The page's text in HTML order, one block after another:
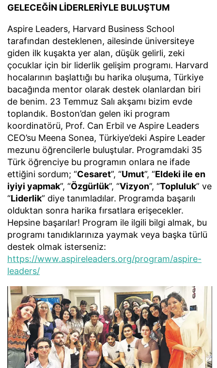
GELECEĞİN LİDERLERİYLE BULUŞTUM
Aspire Leaders, Harvard Business School
tarafından desteklenen, ailesinde üniversiteye
giden ilk kuşakta yer alan, düşük gelirli, zeki
çocuklar için bir liderlik gelişim programı. Harvard
hocalarının başlattığı bu harika oluşuma, Türkiye
bacağında mentor olarak destek olanlardan biri
de benim. 23 Temmuz Salı akşamı bizim evde
toplandık. Boston’dan gelen iki program
koordinatörü, Prof. Can Erbil ve Aspire Leaders
CEO’su Meena Sonea, Türkiye’deki Aspire Leader
mezunu öğrencilerle buluştular. Programdaki 35
Türk öğrenciye bu programın onlara ne ifade
ettiğini sordum; “Cesaret”, “Umut”, “Eldeki ile en
iyiyi yapmak”, “Özgürlük”, “Vizyon”, “Topluluk” ve
“Liderlik” diye tanımladılar. Programda başarılı
olduktan sonra harika fırsatlara erişecekler.
Hepsine başarılar! Program ile ilgili bilgi almak, bu
programı tanıdıklarınıza yaymak veya başka türlü
destek olmak isterseniz:
https://www.aspireleaders.org/program/aspire-
leaders/